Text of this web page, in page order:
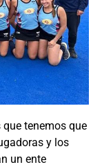
tenemos que
y los
un ente